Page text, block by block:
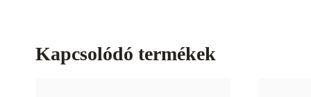
Kapcsolódó termékek